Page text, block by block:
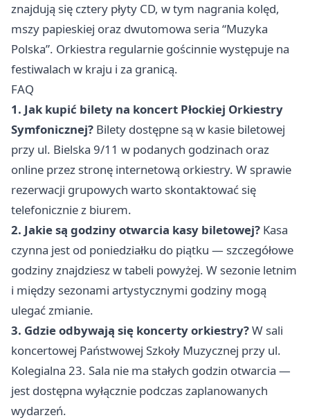
znajdują się cztery płyty CD, w tym nagrania kolęd,
mszy papieskiej oraz dwutomowa seria “Muzyka
Polska”. Orkiestra regularnie gościnnie występuje na
festiwalach w kraju i za granicą.
FAQ
1. Jak kupić bilety na koncert Płockiej Orkiestry
Symfonicznej? Bilety dostępne są w kasie biletowej
przy ul. Bielska 9/11 w podanych godzinach oraz
online przez stronę internetową orkiestry. W sprawie
rezerwacji grupowych warto skontaktować się
telefonicznie z biurem.
2. Jakie są godziny otwarcia kasy biletowej? Kasa
czynna jest od poniedziałku do piątku — szczegółowe
godziny znajdziesz w tabeli powyżej. W sezonie letnim
i między sezonami artystycznymi godziny mogą
ulegać zmianie.
3. Gdzie odbywają się koncerty orkiestry?W sali
koncertowej Państwowej Szkoły Muzycznej przy ul.
Kolegialna 23. Sala nie ma stałych godzin otwarcia —
jest dostępna wyłącznie podczas zaplanowanych
wydarzeń.